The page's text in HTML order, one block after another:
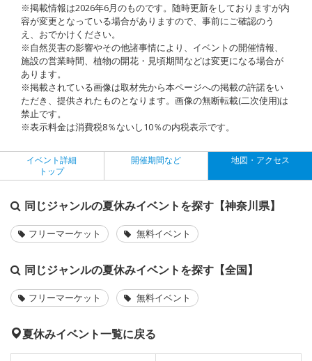
※掲載情報は2026年6月のものです。随時更新をしておりますが内
容が変更となっている場合がありますので、事前にご確認のう
え、おでかけください。
※自然災害の影響やその他諸事情により、イベントの開催情報、
施設の営業時間、植物の開花・見頃期間などは変更になる場合が
あります。
※掲載されている画像は取材先から本ページへの掲載の許諾をい
ただき、提供されたものとなります。画像の無断転載(二次使用)は
禁止です。
※表示料金は消費税8％ないし10％の内税表示です。
イベント詳細
トップ
開催期間など 地図・アクセス
同じジャンルの夏休みイベントを探す【神奈川県】
フリーマーケット 無料イベント
同じジャンルの夏休みイベントを探す【全国】
フリーマーケット 無料イベント
夏休みイベント一覧に戻る